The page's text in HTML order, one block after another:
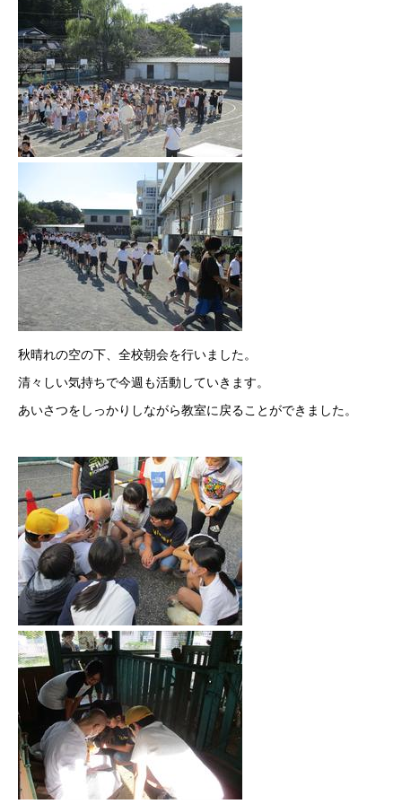
秋晴れの空の下、全校朝会を行いました。
清々しい気持ちで今週も活動していきます。
あいさつをしっかりしながら教室に戻ることができました。